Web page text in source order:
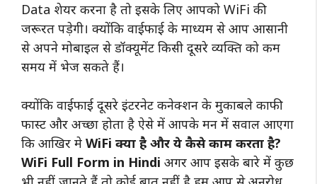
Data शेयर करना है तो इसके लिए आपको WiFi की
जरूरत पड़ेगी। क्योंकि वाईफाई के माध्यम से आप आसानी
से अपने मोबाइल से डॉक्यूमेंट किसी दूसरे व्यक्ति को कम
समय में भेज सकते हैं।
क्योंकि वाईफाई दूसरे इंटरनेट कनेक्शन के मुकाबले काफी
फास्ट और अच्छा होता है ऐसे में आपके मन में सवाल आएगा
कि आखिर मे WiFi क्या है और ये कैसे काम करता है?
WiFi Full Form in Hindi अगर आप इसके बारे में कुछ